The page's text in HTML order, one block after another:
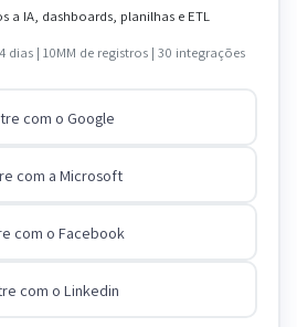
a IA, dashboards, planilhas e ETL
dias | 10MM de registros | 30 integrações
com o Google
com a Microsoft
com o Facebook
com o Linkedin